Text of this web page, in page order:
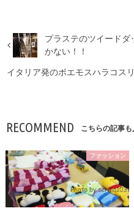
プラステのツイードダ
かない！！
イタリア発のボエモスハラコス
RECOMMEND こちらの記事も
ファッション